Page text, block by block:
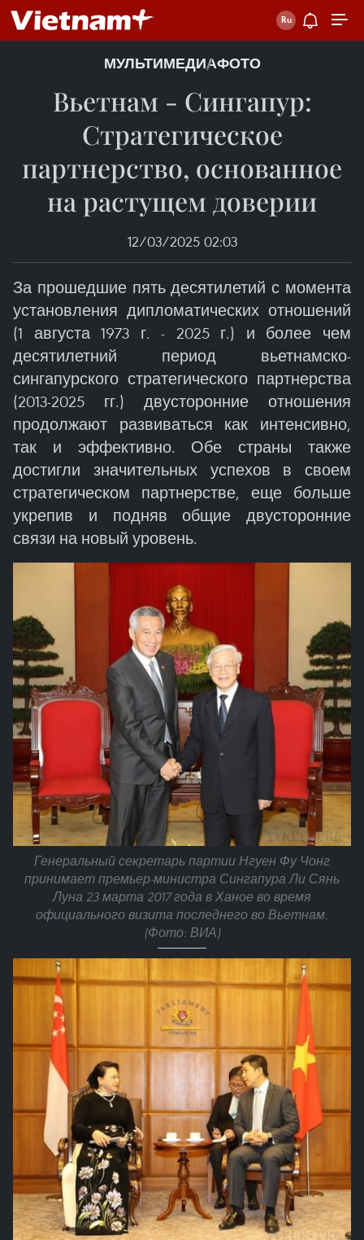
МУЛЬТИМЕДИАФОТО
Вьетнам - Сингапур:
Стратегическое
партнерство, основанное
на растущем доверии
12/03/2025 02:03
За прошедшие пять десятилетий с момента
установления дипломатических отношений
(1 августа 1973 г. - 2025 г.) и более чем
десятилетний период вьетнамско-
сингапурского стратегического партнерства
(2013-2025 гг.) двусторонние отношения
продолжают развиваться как интенсивно,
так и эффективно. Обе страны также
достигли значительных успехов в своем
стратегическом партнерстве, еще больше
укрепив и подняв общие двусторонние
связи на новый уровень.
Генеральный секретарь партии Нгуен Фу Чонг
принимает премьер-министра Сингапура Ли Сянь
Луна 23 марта 2017 года в Ханое во время
официального визита последнего во Вьетнам.
(Фото: ВИА)